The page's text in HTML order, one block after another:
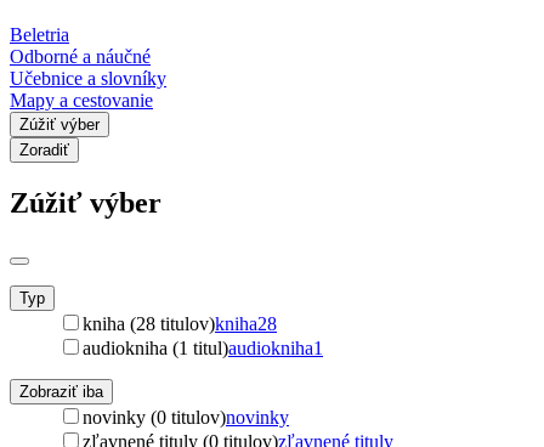
Beletria
Odborné a náučné
Učebnice a slovníky
Mapy a cestovanie
Zúžiť výber
Zoradiť
Zúžiť výber
Typ
kniha (28 titulov)kniha28
audiokniha (1 titul)audiokniha1
Zobraziť iba
novinky (0 titulov)novinky
zľavnené tituly (0 titulov)zľavnené tituly